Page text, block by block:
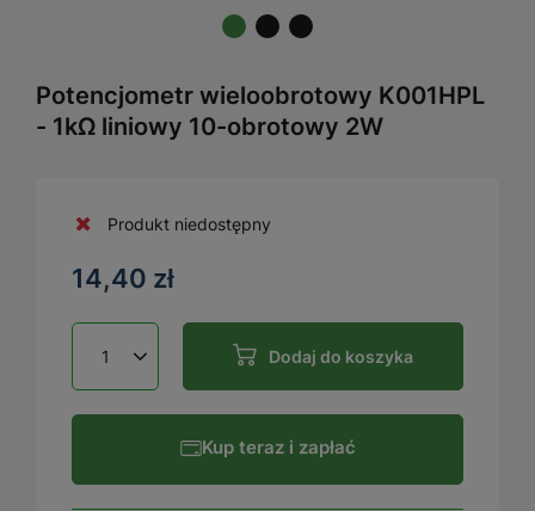
Potencjometr wieloobrotowy K001HPL
- 1kΩ liniowy 10-obrotowy 2W
Produkt niedostępny
14,40 zł
Dodaj do koszyka
Kup teraz i zapłać